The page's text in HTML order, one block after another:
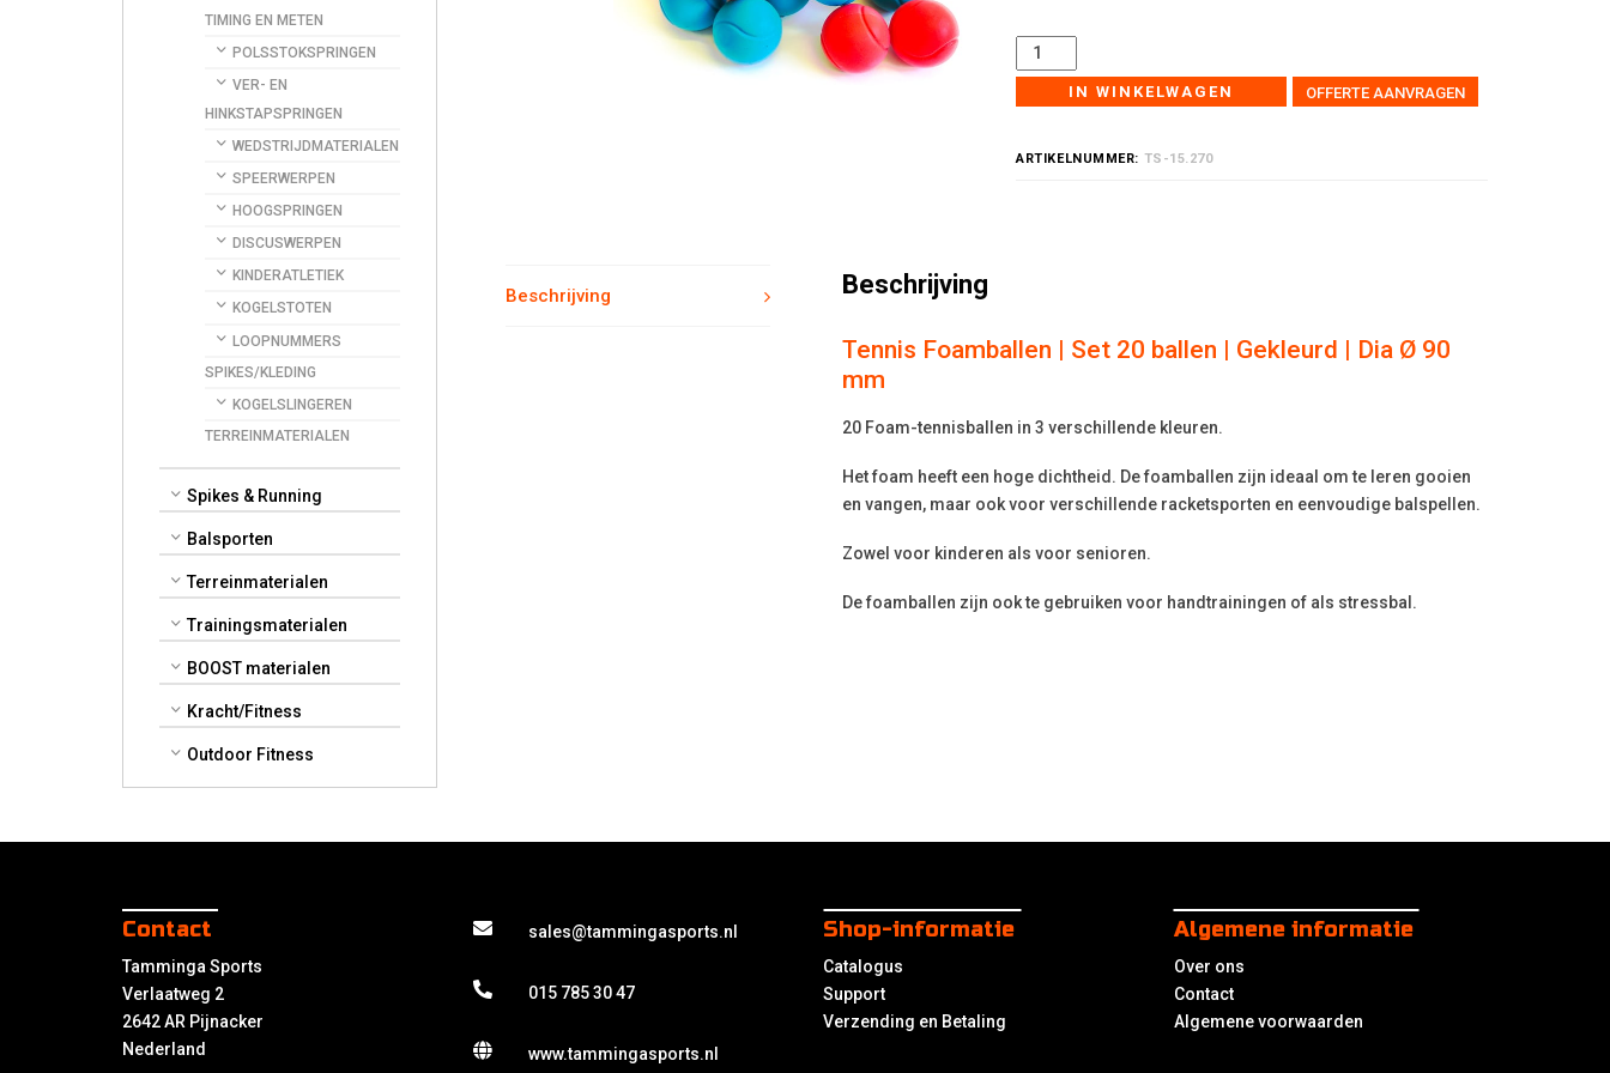
TIMING EN METEN
POLSSTOKSPRINGEN
VER- EN
HINKSTAPSPRINGEN
WEDSTRIJDMATERIALEN
SPEERWERPEN
HOOGSPRINGEN
DISCUSWERPEN
KINDERATLETIEK
KOGELSTOTEN
LOOPNUMMERS
SPIKES/KLEDING
KOGELSLINGEREN
TERREINMATERIALEN
Spikes & Running
Balsporten
Terreinmaterialen
Trainingsmaterialen
BOOST materialen
Kracht/Fitness
Outdoor Fitness
IN WINKELWAGEN OFFERTE AANVRAGEN
ARTIKELNUMMER: TS-15.270
Beschrijving Beschrijving
Tennis Foamballen | Set 20 ballen | Gekleurd | Dia Ø 90
mm
20 Foam-tennisballen in 3 verschillende kleuren.
Het foam heeft een hoge dichtheid. De foamballen zijn ideaal om te leren gooien
en vangen, maar ook voor verschillende racketsporten en eenvoudige balspellen.
Zowel voor kinderen als voor senioren.
De foamballen zijn ook te gebruiken voor handtrainingen of als stressbal.
Contact
Tamminga Sports
Verlaatweg 2
2642 AR Pijnacker
Nederland
sales@tammingasports.nl
015 785 30 47
www.tammingasports.nl
Shop-informatie
Catalogus
Support
Verzending en Betaling
Algemene informatie
Over ons
Contact
Algemene voorwaarden